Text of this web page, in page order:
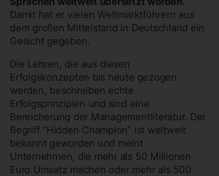
Damit hat er vielen Weltmarktführern aus
dem großen Mittelstand in Deutschland ein
Gesicht gegeben.
Die Lehren, die aus diesen
Erfolgskonzepten bis heute gezogen
werden, beschreiben echte
Erfolgsprinzipien und sind eine
Bereicherung der Managementliteratur. Der
Begriff “Hidden Champion” ist weltweit
bekannt geworden und meint
Unternehmen, die mehr als 50 Millionen
Euro Umsatz machen oder mehr als 500